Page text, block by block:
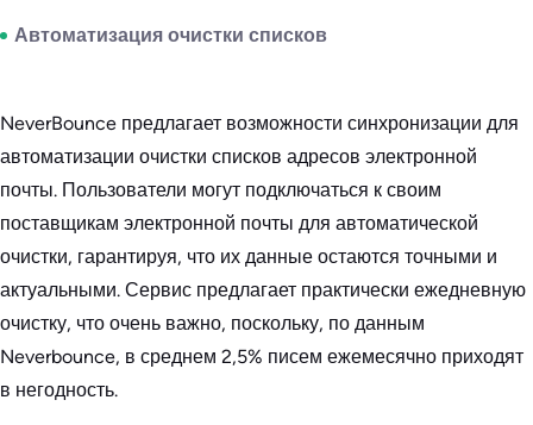
Автоматизация очистки списков
NeverBounce предлагает возможности синхронизации для
автоматизации очистки списков адресов электронной
почты. Пользователи могут подключаться к своим
поставщикам электронной почты для автоматической
очистки, гарантируя, что их данные остаются точными и
актуальными. Сервис предлагает практически ежедневную
очистку, что очень важно, поскольку, по данным
Neverbounce, в среднем 2,5% писем ежемесячно приходят
в негодность.